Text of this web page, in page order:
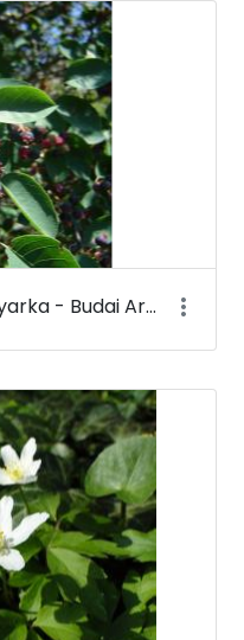
Amelanchier ovalis - Fanyarka - Budai Arborétum